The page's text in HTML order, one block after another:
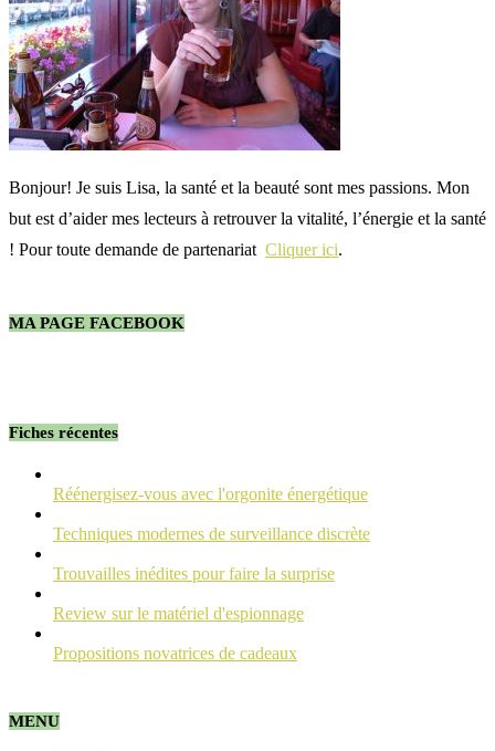
Bonjour! Je suis Lisa, la santé et la beauté sont mes passions. Mon
but est d’aider mes lecteurs à retrouver la vitalité, l’énergie et la santé
! Pour toute demande de partenariat Cliquer ici.
MA PAGE FACEBOOK
Fiches récentes
Réénergisez-vous avec l'orgonite énergétique
Techniques modernes de surveillance discrète
Trouvailles inédites pour faire la surprise
Review sur le matériel d'espionnage
Propositions novatrices de cadeaux
MENU